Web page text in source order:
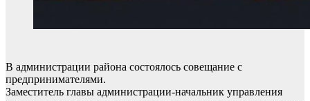
В администрации района состоялось совещание с
предпринимателями.
Заместитель главы администрации-начальник управления